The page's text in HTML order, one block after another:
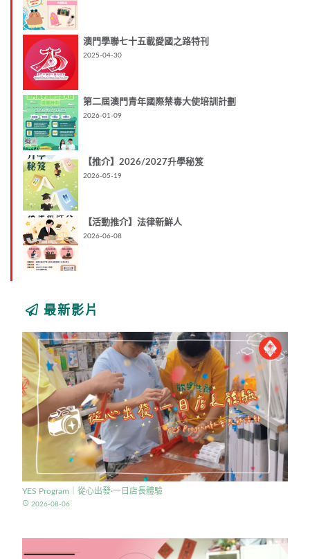
澳門學聯七十五載愛國之路特刊
2025-04-30
第二屆澳門青年國際禁毒大使培訓計劃
2026-01-09
【推介】2026/2027升學秘笈
2026-05-19
【活動推介】法律新鮮人
2026-06-08
最新影片
YES Program｜從心出發·一日店長體驗
access_time 2026-08-06